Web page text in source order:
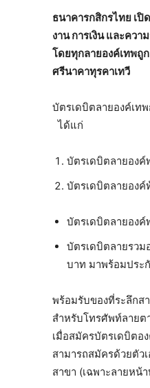
ธนาคารกสิกรไทย เ
งาน การเงิน และควา
โดยทุกลายองค์เทพถู
ศรีนาคาทุรคาเทวี
บัตรเดบิตลายองค์เท
ได้แก่
บัตรเดบิตลายองค์
บัตรเดบิตลายองค์
บัตรเดบิตลายองค์
บัตรเดบิตลายรวม
บาท มาพร้อมประ
พร้อมรับของที่ระลึก
สำหรับโทรศัพท์ลายต
เมื่อสมัครบัตรเดบิตอ
สามารถสมัครด้วยตัว
สาขา (เฉพาะลายหน้